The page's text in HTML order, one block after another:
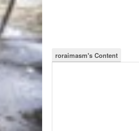
roraimasm's Content